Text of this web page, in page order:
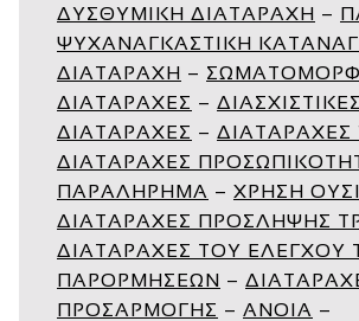
ΔΥΣΘYΜΙΚΗ ΔΙΑΤΑΡΑΧΗ –
ΨΥΧΑΝΑΓΚΑΣΤΙΚΗ
ΔΙΑΤΑΡΑΧΗ –
ΔΙΑΤΑΡΑΧΕΣ – ΔΙΑΣΧΙΣΤΙΚΕΣ
ΔΙΑΤΑΡΑΧΕΣ –
ΔΙΑΤΑΡΑΧΕΣ
ΠΑΡΑΛΗΡΗΜΑ – ΧΡΗΣΗ
ΔΙΑΤΑΡΑΧΕΣ ΠΡΟΣΛΗΨΗΣ
ΔΙΑΤΑΡΑΧΕΣ ΤΟΥ ΕΛΕΓΧΟΥ
ΠΑΡΟΡΜΗΣΕΩΝ –
ΠΡΟΣΑΡΜΟΓΗΣ – ΑΝΟΙΑ –